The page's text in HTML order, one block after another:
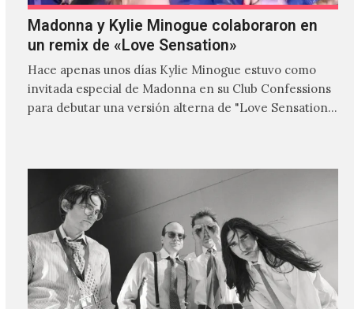
Madonna y Kylie Minogue colaboraron en
un remix de «Love Sensation»
Hace apenas unos días Kylie Minogue estuvo como
invitada especial de Madonna en su Club Confessions
para debutar una versión alterna de "Love Sensation",